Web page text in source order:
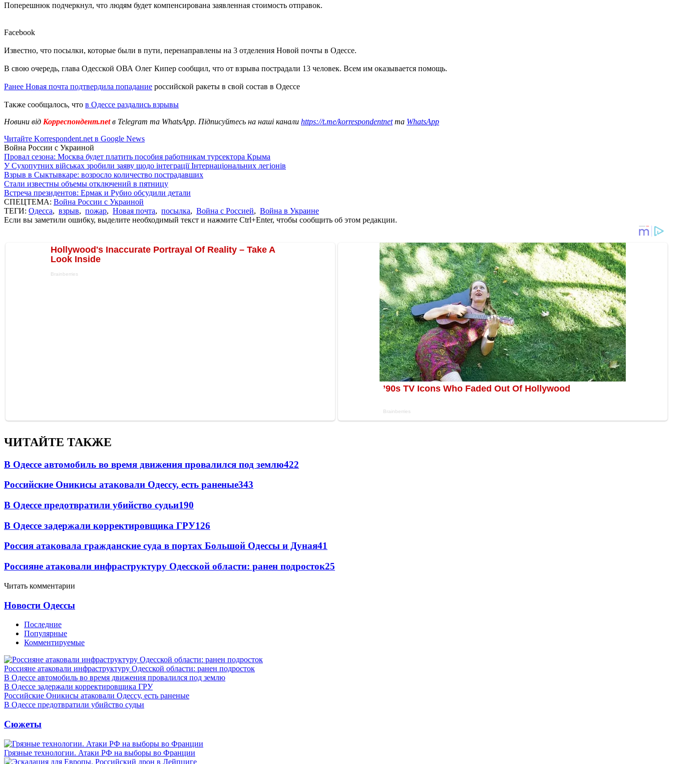
Поперешнюк подчеркнул, что людям будет компенсирована заявленная стоимость отправок.
Facebook
Известно, что посылки, которые были в пути, перенаправлены на 3 отделения Новой почты в Одессе.
В свою очередь, глава Одесской ОВА Олег Кипер сообщил, что от взрыва пострадали 13 человек. Всем им оказывается помощь.
Ранее Новая почта подтвердила попадание российской ракеты в свой состав в Одессе
Также сообщалось, что в Одессе раздались взрывы
Новини від Корреспондент.netв Telegram та WhatsApp. Підписуйтесь на наші канали https://t.me/korrespondentnetта WhatsApp
Читайте Korrespondent.net в Google News
Война России с Украиной
Провал сезона: Москва будет платить пособия работникам турсектора Крыма
У Сухопутних військах зробили заяву щодо інтеграції Інтернаціональних легіонів
Взрыв в Сыктывкаре: возросло количество пострадавших
Стали известны объемы отключений в пятницу
Встреча президентов: Ермак и Рубио обсудили детали
СПЕЦТЕМА: Война России с Украиной
ТЕГИ: Одесса, взрыв, пожар, Новая почта, посылка, Война с Россией, Война в Украине
Если вы заметили ошибку, выделите необходимый текст и нажмите Ctrl+Enter, чтобы сообщить об этом редакции.
ЧИТАЙТЕ ТАКЖЕ
В Одессе автомобиль во время движения провалился под землю422
Российские Оникисы атаковали Одессу, есть раненые343
В Одессе предотвратили убийство судьи190
В Одессе задержали корректировщика ГРУ126
Россия атаковала гражданские суда в портах Большой Одессы и Дуная41
Россияне атаковали инфраструктуру Одесской области: ранен подросток25
Читать комментарии
Новости Одессы
Последние
Популярные
Комментируемые
Россияне атаковали инфраструктуру Одесской области: ранен подросток
В Одессе автомобиль во время движения провалился под землю
В Одессе задержали корректировщика ГРУ
Российские Оникисы атаковали Одессу, есть раненые
В Одессе предотвратили убийство судьи
Сюжеты
Грязные технологии. Атаки РФ на выборы во Франции